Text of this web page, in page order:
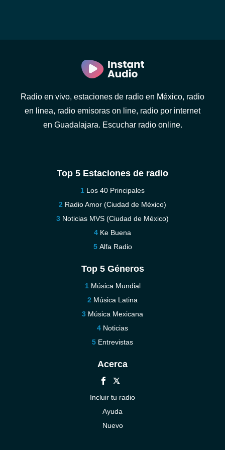
Radio en vivo, estaciones de radio en México, radio
en linea, radio emisoras on line, radio por internet
en Guadalajara. Escuchar radio online.
Top 5 Estaciones de radio
Los 40 Principales
Radio Amor (Ciudad de México)
Noticias MVS (Ciudad de México)
Ke Buena
Alfa Radio
Top 5 Géneros
Música Mundial
Música Latina
Música Mexicana
Noticias
Entrevistas
Acerca
Incluir tu radio
Ayuda
Nuevo